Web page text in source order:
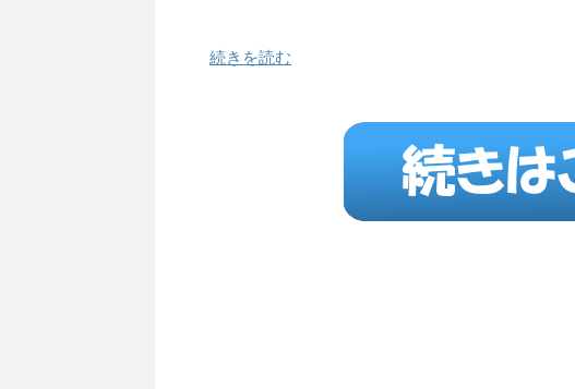
続きを読む